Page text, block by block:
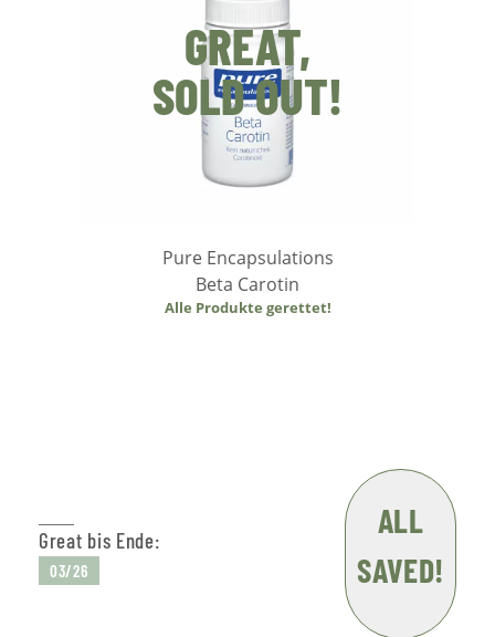
GREAT,
SOLD OUT!
Pure Encapsulations
Beta Carotin
Alle Produkte gerettet!
Great bis Ende:
03/26
ALL
SAVED!